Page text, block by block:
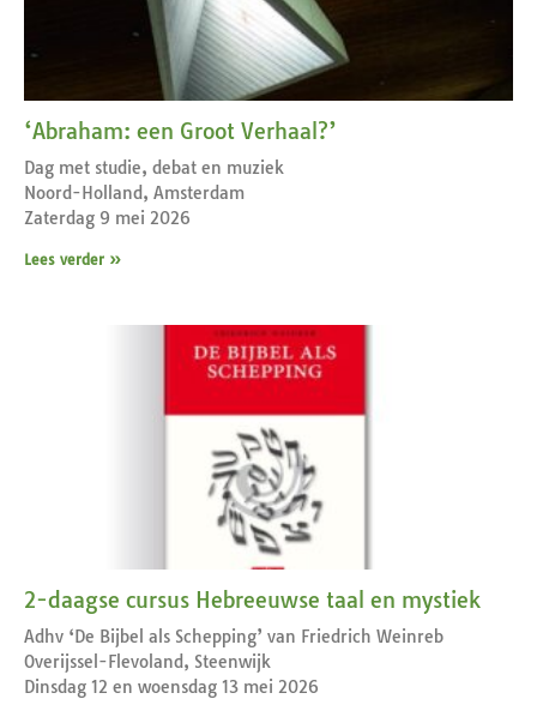
‘Abraham: een Groot Verhaal?’
Dag met studie, debat en muziek
Noord-Holland, Amsterdam
Zaterdag 9 mei 2026
Lees verder »
2-daagse cursus Hebreeuwse taal en mystiek
Adhv ‘De Bijbel als Schepping’ van Friedrich Weinreb
Overijssel-Flevoland, Steenwijk
Dinsdag 12 en woensdag 13 mei 2026